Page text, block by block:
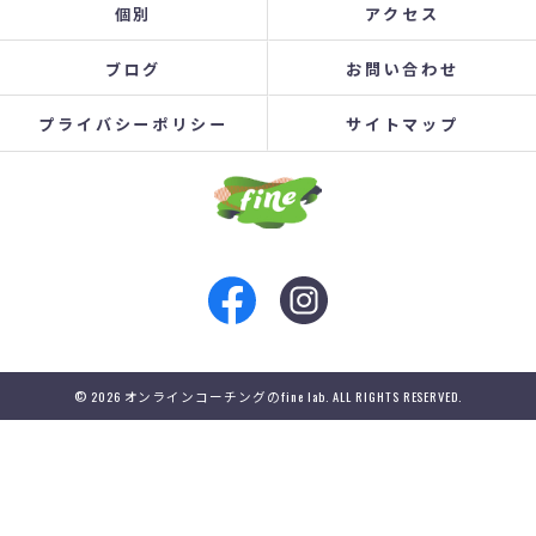
個別 アクセス
ブログ お問い合わせ
プライバシーポリシー サイトマップ
© 2026 オンラインコーチングのfine lab. ALL RIGHTS RESERVED.